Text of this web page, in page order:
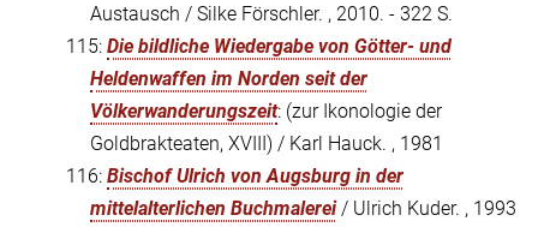
Austausch / Silke Förschler. , 2010. - 322 S.
115: Die bildliche Wiedergabe von Götter- und
Heldenwaffen im Norden seit der
Völkerwanderungszeit: (zur Ikonologie der
Goldbrakteaten, XVIII) / Karl Hauck. , 1981
116: Bischof Ulrich von Augsburg in der
mittelalterlichen Buchmalerei/ Ulrich Kuder. , 1993